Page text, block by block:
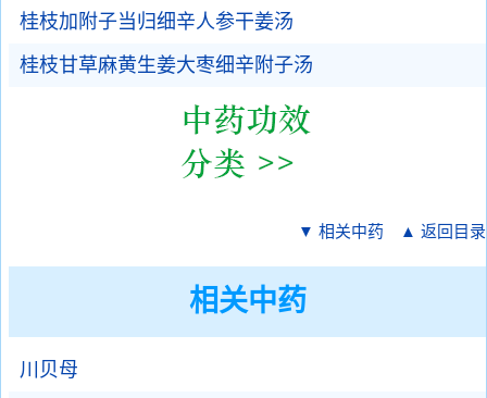
桂枝加附子当归细辛人参干姜汤
桂枝甘草麻黄生姜大枣细辛附子汤
▼ 相关中药 ▲ 返回目录
相关中药
川贝母